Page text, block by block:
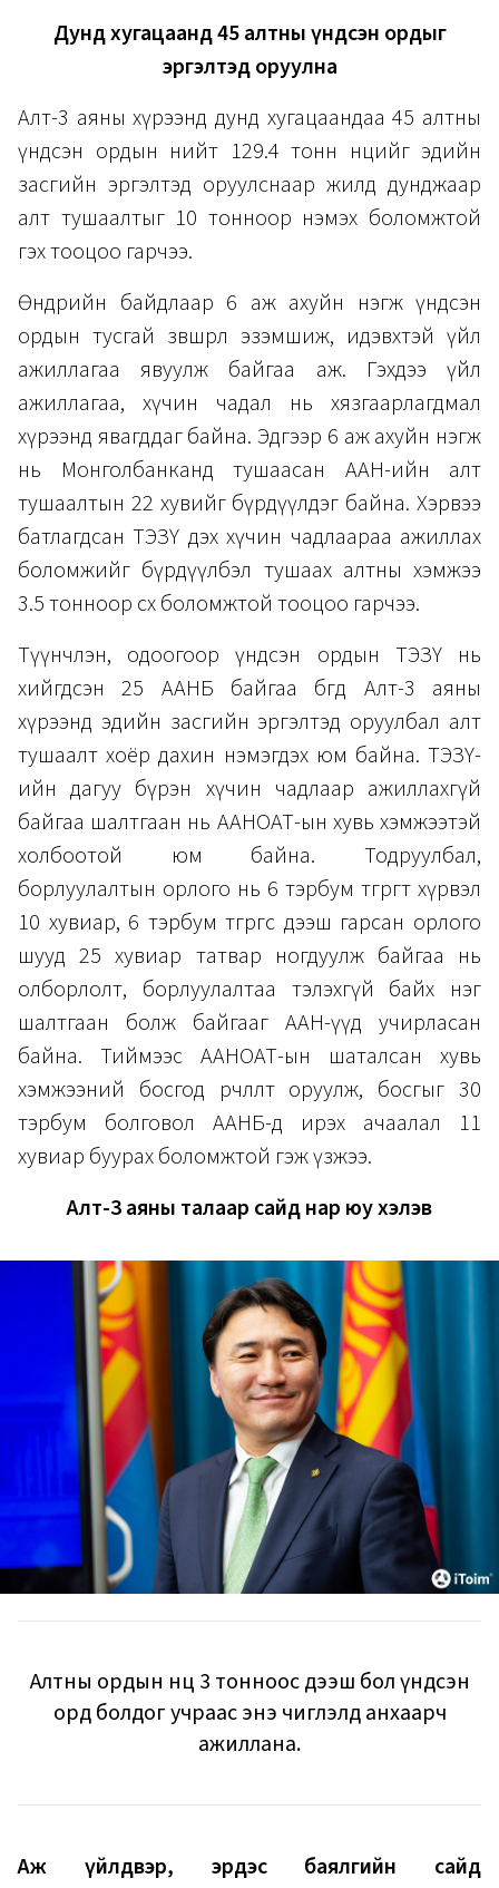
Дунд хугацаанд 45 алтны үндсэн ордыг
эргэлтэд оруулна
Алт-3 аяны хүрээнд дунд хугацаандаа 45 алтны
үндсэн ордын нийт 129.4 тонн нөөцийг эдийн
засгийн эргэлтэд оруулснаар жилд дунджаар
алт тушаалтыг 10 тонноор нэмэх боломжтой
гэх тооцоо гарчээ.
Өнөөдрийн байдлаар 6 аж ахуйн нэгж үндсэн
ордын тусгай зөвшөөрөл эзэмшиж, идэвхтэй үйл
ажиллагаа явуулж байгаа аж. Гэхдээ үйл
ажиллагаа, хүчин чадал нь хязгаарлагдмал
хүрээнд явагддаг байна. Эдгээр 6 аж ахуйн нэгж
нь Монголбанканд тушаасан ААН-ийн алт
тушаалтын 22 хувийг бүрдүүлдэг байна. Хэрвээ
батлагдсан ТЭЗҮ дэх хүчин чадлаараа ажиллах
боломжийг бүрдүүлбэл тушаах алтны хэмжээ
3.5 тонноор өсөх боломжтой тооцоо гарчээ.
Түүнчлэн, одоогоор үндсэн ордын ТЭЗҮ нь
хийгдсэн 25 ААНБ байгаа бөгөөд Алт-3 аяны
хүрээнд эдийн засгийн эргэлтэд оруулбал алт
тушаалт хоёр дахин нэмэгдэх юм байна. ТЭЗҮ-
ийн дагуу бүрэн хүчин чадлаар ажиллахгүй
байгаа шалтгаан нь ААНОАТ-ын хувь хэмжээтэй
холбоотой юм байна. Тодруулбал,
борлуулалтын орлого нь 6 тэрбум төгрөгт хүрвэл
10 хувиар, 6 тэрбум төгрөгөөс дээш гарсан орлого
шууд 25 хувиар татвар ногдуулж байгаа нь
олборлолт, борлуулалтаа тэлэхгүй байх нэг
шалтгаан болж байгааг ААН-үүд учирласан
байна. Тиймээс ААНОАТ-ын шаталсан хувь
хэмжээний босгод өөрчлөлт оруулж, босгыг 30
тэрбум болговол ААНБ-д ирэх ачаалал 11
хувиар буурах боломжтой гэж үзжээ.
Алт-3 аяны талаар сайд нар юу хэлэв
Алтны ордын нөөц 3 тонноос дээш бол үндсэн
орд болдог учраас энэ чиглэлд анхаарч
ажиллана.
Аж үйлдвэр, эрдэс баялгийн сайд